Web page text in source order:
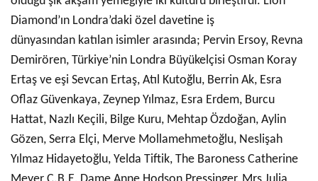
Diamond’ın Londra’daki özel davetine iş
dünyasından katılan isimler arasında; Pervin Ersoy, Revna
Demirören, Türkiye’nin Londra Büyükelçisi Osman Koray
Ertaş ve eşi Sevcan Ertaş, Atıl Kutoğlu, Berrin Ak, Esra
Oflaz Güvenkaya, Zeynep Yılmaz, Esra Erdem, Burcu
Hattat, Nazlı Keçili, Bilge Kuru, Mehtap Özdoğan, Aylin
Gözen, Serra Elçi, Merve Mollamehmetoğlu, Neslişah
Yılmaz Hidayetoğlu, Yelda Tiftik, The Baroness Catherine